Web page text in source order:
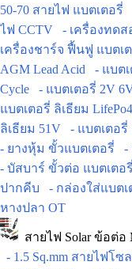
50-70 สายไฟ แบตเตอรี่
ไฟ CCTV
- เครื่องทดส
เครื่องชาร์จ ฟื้นฟู แบตเ
AGM Lead Acid
- แบต
Cycle
- แบตเตอรี่ 2V
แบตเตอรี่ ลิเธียม
ลิเธียม 51V
- แบตเตอรี่
- ยางหุ้ม ขั้วแบตเตอรี่
-
- บัสบาร์ ขั้วต่อ แบตเตอรี่
ปากคีบ
- กล่องใส่แบตเ
หางปลา OT
สายไฟ Solar ข้อต่อ
- 1.5 Sq.mm สายไฟโซ